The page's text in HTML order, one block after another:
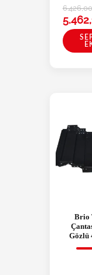
Brio
Gözlü